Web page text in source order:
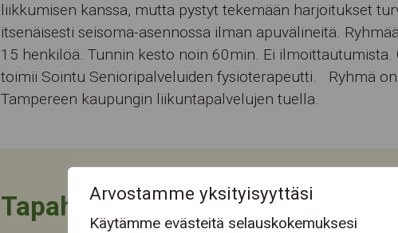
Arvostamme yksityisyyttäsi
Käytämme evästeitä selauskokemuksesi
liikkumisen kanssa, mutta pystyt tekemään harjoitukset
itsenäisesti seisoma-asennossa ilman apuvälineitä.
15 henkilöä. Tunnin kesto noin 60min. Ei ilmoittautumista.
toimii Sointu Senioripalveluiden fysioterapeutti. Ryhmä
Tampereen kaupungin liikuntapalvelujen tuella.
Tapahtuman tiedot